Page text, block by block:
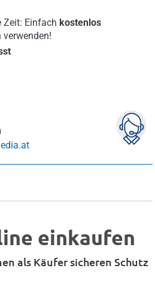
Zeit: Einfach kostenlos
einkaufen
als Käufer sicheren Schutz